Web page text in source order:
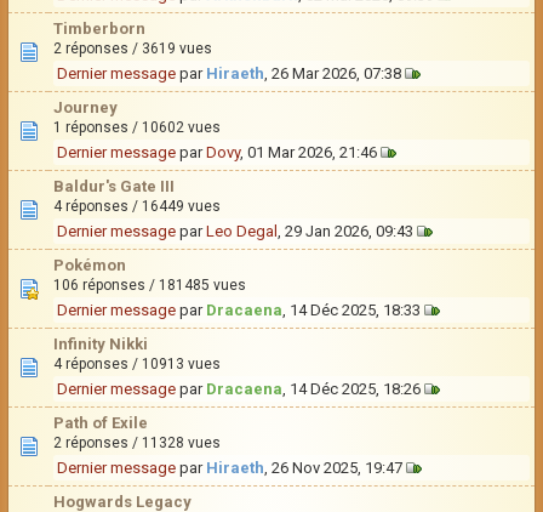
Timberborn
2 réponses / 3619 vues
Dernier message par Hiraeth, 26 Mar 2026, 07:38
Journey
1 réponses / 10602 vues
Dernier message parDovy, 01 Mar 2026, 21:46
Baldur's Gate III
4 réponses / 16449 vues
Dernier message parLeo Degal , 29 Jan 2026, 09:43
Pokémon
106 réponses / 181485 vues
Dernier message par Dracaena, 14 Déc 2025, 18:33
Infinity Nikki
4 réponses / 10913 vues
Dernier message par Dracaena, 14 Déc 2025, 18:26
Path of Exile
2 réponses / 11328 vues
Dernier message par Hiraeth, 26 Nov 2025, 19:47
Hogwards Legacy